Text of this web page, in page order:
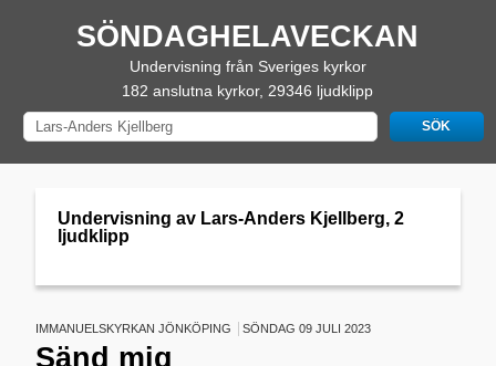
SÖNDAGHELAVECKAN
Undervisning från Sveriges kyrkor
182 anslutna kyrkor, 29346 ljudklipp
Undervisning av Lars-Anders Kjellberg, 2
ljudklipp
IMMANUELSKYRKAN JÖNKÖPING SÖNDAG 09 JULI 2023
Sänd mig